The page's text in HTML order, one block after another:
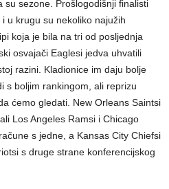
su sezone. Prošlogodišnji finalisti
u krugu su nekoliko najužih
koja je bila na tri od posljednja
osvajači Eaglesi jedva uhvatili
razini. Kladionice im daju bolje
s boljim rankingom, ali reprizu
ćemo gledati. New Orleans Saintsi
Los Angeles Ramsi i Chicago
s jedne, a Kansas City Chiefsi
s druge strane konferencijskog